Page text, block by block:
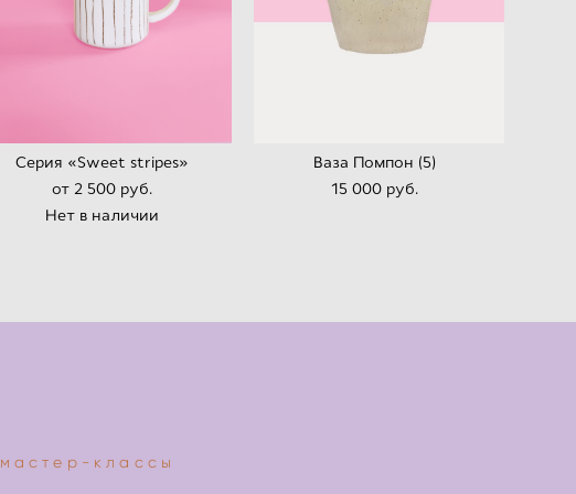
Серия «Sweet stripes»
от 2 500 pуб.
Нет в наличии
Ваза Помпон (5)
15 000 pуб.
мастер-классы